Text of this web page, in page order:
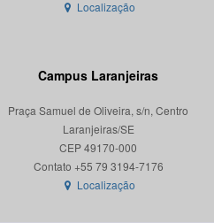
Localização
Campus Laranjeiras
Praça Samuel de Oliveira, s/n, Centro
Laranjeiras/SE
CEP 49170-000
Localização